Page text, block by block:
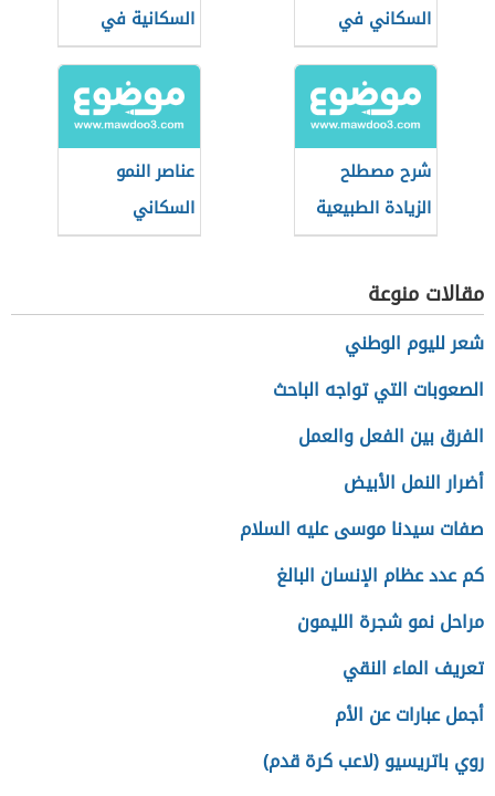
السكاني في
المجتمعات الهرمة
السكانية في
السعودية
شرح مصطلح
الزيادة الطبيعية
في الجغرافيا
عناصر النمو
السكاني
مقالات منوعة
شعر لليوم الوطني
الصعوبات التي تواجه الباحث
الفرق بين الفعل والعمل
أضرار النمل الأبيض
صفات سيدنا موسى عليه السلام
كم عدد عظام الإنسان البالغ
مراحل نمو شجرة الليمون
تعريف الماء النقي
أجمل عبارات عن الأم
روي باتريسيو (لاعب كرة قدم)